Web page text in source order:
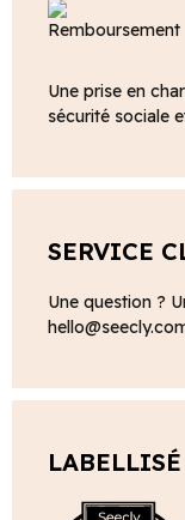
Une prise en
sécurité sociale
SERVICE
Une question ?